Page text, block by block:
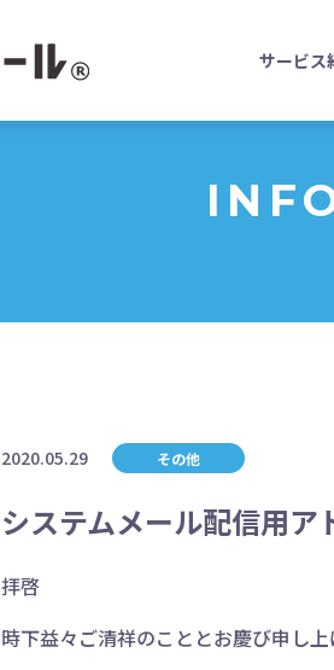
サービス
2020.05.29 その他
システムメール配信用ア
拝啓
時下益々ご清祥のこととお慶び申し上